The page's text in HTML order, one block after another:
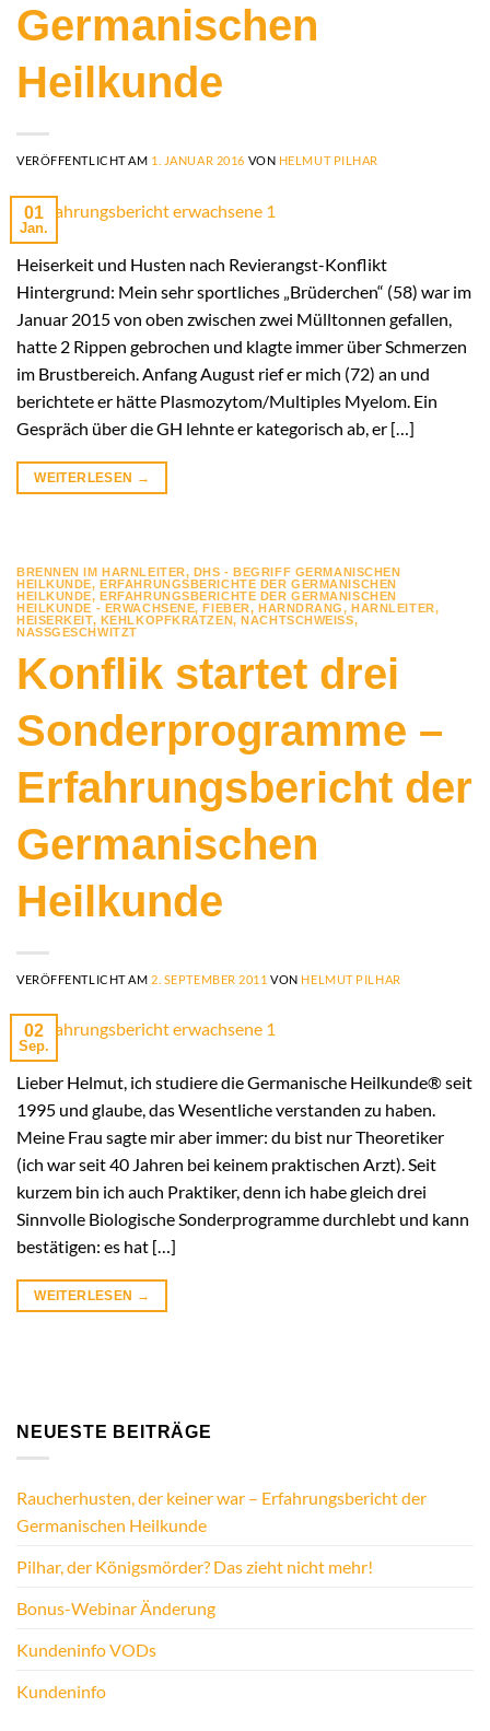
Germanischen
Heilkunde
VERÖFFENTLICHT AM 1. JANUAR 2016 VON HELMUT PILHAR
01
Jan.
Heiserkeit und Husten nach Revierangst-Konflikt
Hintergrund: Mein sehr sportliches „Brüderchen“ (58) war im
Januar 2015 von oben zwischen zwei Mülltonnen gefallen,
hatte 2 Rippen gebrochen und klagte immer über Schmerzen
im Brustbereich. Anfang August rief er mich (72) an und
berichtete er hätte Plasmozytom/Multiples Myelom. Ein
Gespräch über die GH lehnte er kategorisch ab, er […]
WEITERLESEN →
BRENNEN IM HARNLEITER, DHS - BEGRIFF GERMANISCHEN
HEILKUNDE,ERFAHRUNGSBERICHTE DER GERMANISCHEN
HEILKUNDE,ERFAHRUNGSBERICHTE DER GERMANISCHEN
HEILKUNDE - ERWACHSENE,FIEBER, HARNDRANG,HARNLEITER,
HEISERKEIT, KEHLKOPFKRATZEN,NACHTSCHWEISS,
NASSGESCHWITZT
Konflik startet drei
Sonderprogramme –
Erfahrungsbericht der
Germanischen
Heilkunde
VERÖFFENTLICHT AM 2. SEPTEMBER 2011 VON HELMUT PILHAR
02
Sep.
Lieber Helmut, ich studiere die Germanische Heilkunde® seit
1995 und glaube, das Wesentliche verstanden zu haben.
Meine Frau sagte mir aber immer: du bist nur Theoretiker
(ich war seit 40 Jahren bei keinem praktischen Arzt). Seit
kurzem bin ich auch Praktiker, denn ich habe gleich drei
Sinnvolle Biologische Sonderprogramme durchlebt und kann
bestätigen: es hat […]
WEITERLESEN →
NEUESTE BEITRÄGE
Raucherhusten, der keiner war – Erfahrungsbericht der
Germanischen Heilkunde
Pilhar, der Königsmörder? Das zieht nicht mehr!
Bonus-Webinar Änderung
Kundeninfo VODs
Kundeninfo